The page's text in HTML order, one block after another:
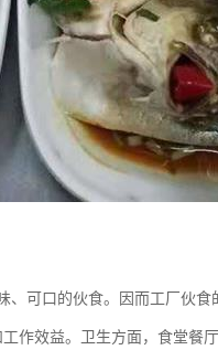
、可口的伙食。因而工厂伙食
作效益。卫生方面，食堂餐